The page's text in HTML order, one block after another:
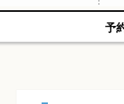
予約枠に限りがある